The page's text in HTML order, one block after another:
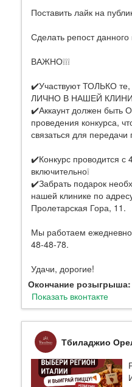
Поставить лайк на
Сделать репост
ВАЖНО❕❕❕
✔️Участвуют ТОЛЬКО те,
ЛИЧНО В НАШЕЙ
✔️Аккаунт должен быть
проведения конкурса,
связаться для передачи
✔️Конкурс проводится с
включительно❕
✔️Забрать подарок
нашей клинике по
Пролетарская Гора, 11.
Мы работаем
48-48-78.
Удачи, дорогие!
Окончание розыгрыша:
Показать вконтакте
Тбиладжио